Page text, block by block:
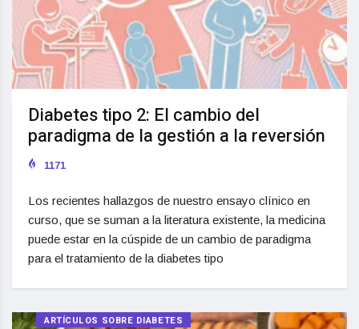
Diabetes tipo 2: El cambio del
paradigma de la gestión a la reversión
1171
Los recientes hallazgos de nuestro ensayo clínico en
curso, que se suman a la literatura existente, la medicina
puede estar en la cúspide de un cambio de paradigma
para el tratamiento de la diabetes tipo
ARTÍCULOS SOBRE DIABETES